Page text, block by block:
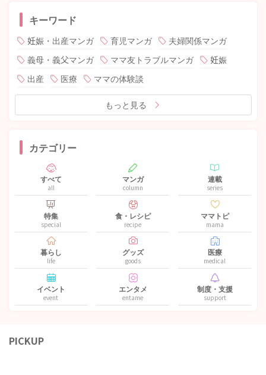
キーワード
妊娠・出産マンガ 育児マンガ
夫婦関係マンガ
義母・義父マンガ
ママ友トラブルマンガ
妊娠
出産
医療 ママの体験談
もっと見る
カテゴリー
すべて
all
マンガ
column
連載
series
特集
special
食・レシピ
recipe
ママトピ
mama
暮らし
life
グッズ
goods
医療
medical
イベント
event
エンタメ
entame
制度・支援
support
PICKUP